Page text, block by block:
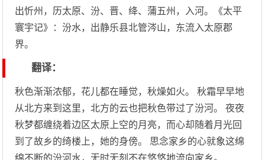
出忻州，历太原、汾、晋、绛、蒲五州，入河。《太平
寰宇记》：汾水，出静乐县北管涔山，东流入太原郡
界。
翻译：
秋色渐渐浓郁，花儿都在睡觉，秋燥如火。 秋霜早早地
从北方来到这里，北方的云也把秋色带过了汾河。 夜夜
秋梦都缠绕着边区太原上空的月亮，而心却随着月光回
到了故乡的绮楼上，她的身傍。 思念家乡的心就象这绵
绵不断的汾河水，无时无刻不在悠悠地流向家乡。